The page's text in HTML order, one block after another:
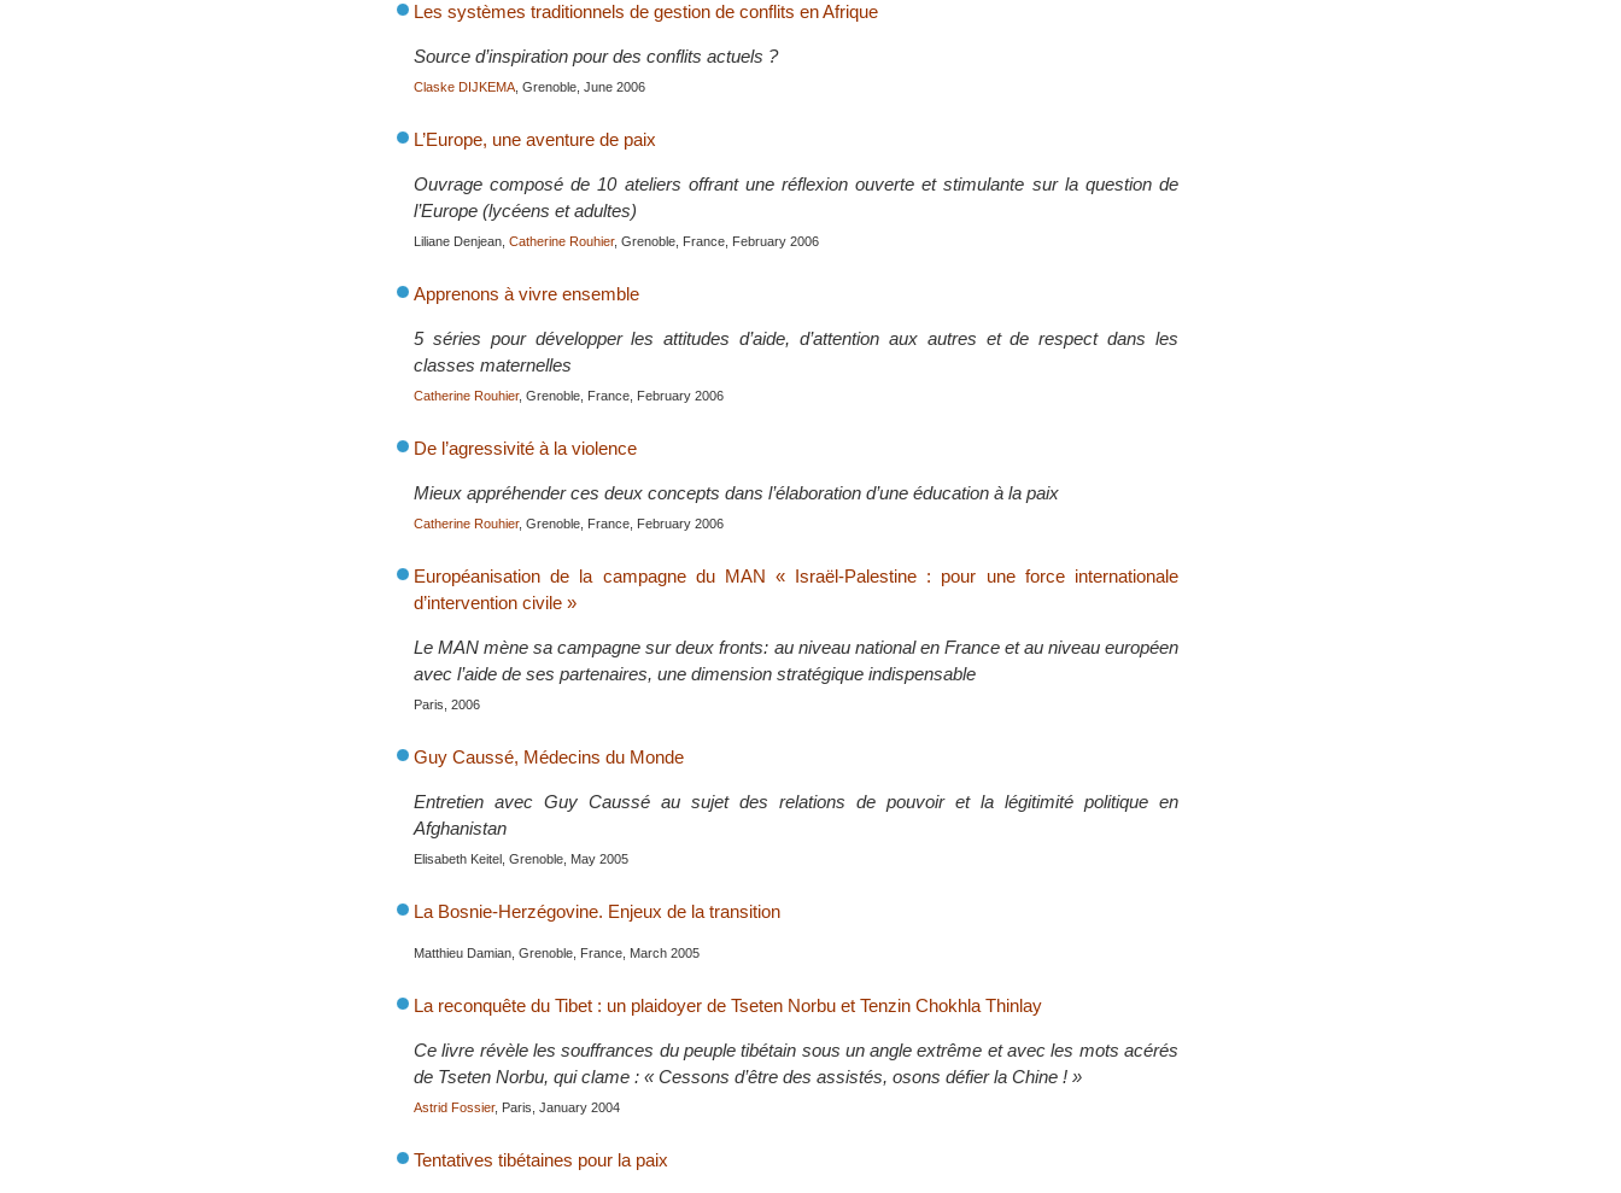
Les systèmes traditionnels de gestion de conflits en Afrique
Source d’inspiration pour des conflits actuels ?
Claske DIJKEMA , Grenoble, June 2006
L’Europe, une aventure de paix
Ouvrage composé de 10 ateliers offrant une réflexion ouverte et stimulante sur la question de
l’Europe (lycéens et adultes)
Liliane Denjean, Catherine Rouhier, Grenoble, France, February 2006
Apprenons à vivre ensemble
5 séries pour développer les attitudes d’aide, d’attention aux autres et de respect dans les
classes maternelles
Catherine Rouhier, Grenoble, France, February 2006
De l’agressivité à la violence
Mieux appréhender ces deux concepts dans l’élaboration d’une éducation à la paix
Catherine Rouhier, Grenoble, France, February 2006
Européanisation de la campagne du MAN « Israël-Palestine : pour une force internationale
d’intervention civile »
Le MAN mène sa campagne sur deux fronts: au niveau national en France et au niveau européen
avec l’aide de ses partenaires, une dimension stratégique indispensable
Paris, 2006
Guy Caussé, Médecins du Monde
Entretien avec Guy Caussé au sujet des relations de pouvoir et la légitimité politique en
Afghanistan
Elisabeth Keitel, Grenoble, May 2005
La Bosnie-Herzégovine. Enjeux de la transition
Matthieu Damian, Grenoble, France, March 2005
La reconquête du Tibet : un plaidoyer de Tseten Norbu et Tenzin Chokhla Thinlay
Ce livre révèle les souffrances du peuple tibétain sous un angle extrême et avec les mots acérés
de Tseten Norbu, qui clame : « Cessons d’être des assistés, osons défier la Chine ! »
Astrid Fossier, Paris, January 2004
Tentatives tibétaines pour la paix